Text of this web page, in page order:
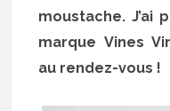
moustache. J’ai
marque Vines
au rendez-vous !